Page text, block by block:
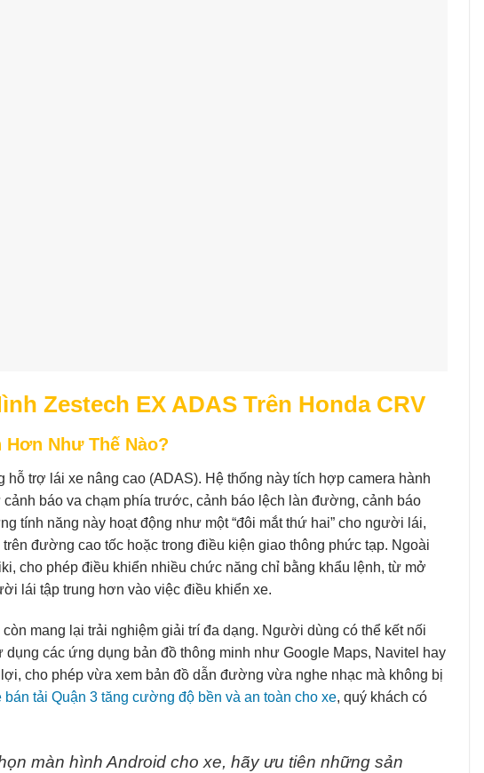
Zestech EX ADAS Trên Honda CRV
Hơn Như Thế Nào?
trợ lái xe nâng cao (ADAS). Hệ thống này tích hợp camera hành
báo va chạm phía trước, cảnh báo lệch làn đường, cảnh báo
tính năng này hoạt động như một “đôi mắt thứ hai” cho người lái,
đường cao tốc hoặc trong điều kiện giao thông phức tạp. Ngoài
cho phép điều khiển nhiều chức năng chỉ bằng khẩu lệnh, từ mở
lái tập trung hơn vào việc điều khiển xe.
mang lại trải nghiệm giải trí đa dạng. Người dùng có thể kết nối
các ứng dụng bản đồ thông minh như Google Maps, Navitel hay
cho phép vừa xem bản đồ dẫn đường vừa nghe nhạc mà không bị
bán tải Quận 3 tăng cường độ bền và an toàn cho xe, quý khách có
màn hình Android cho xe, hãy ưu tiên những sản